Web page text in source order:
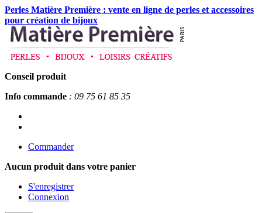
Perles Matière Première : vente en ligne de perles et accessoires
pour création de bijoux
Conseil produit
Info commande : 09 75 61 85 35
Commander
Aucun produit dans votre panier
S'enregistrer
Connexion